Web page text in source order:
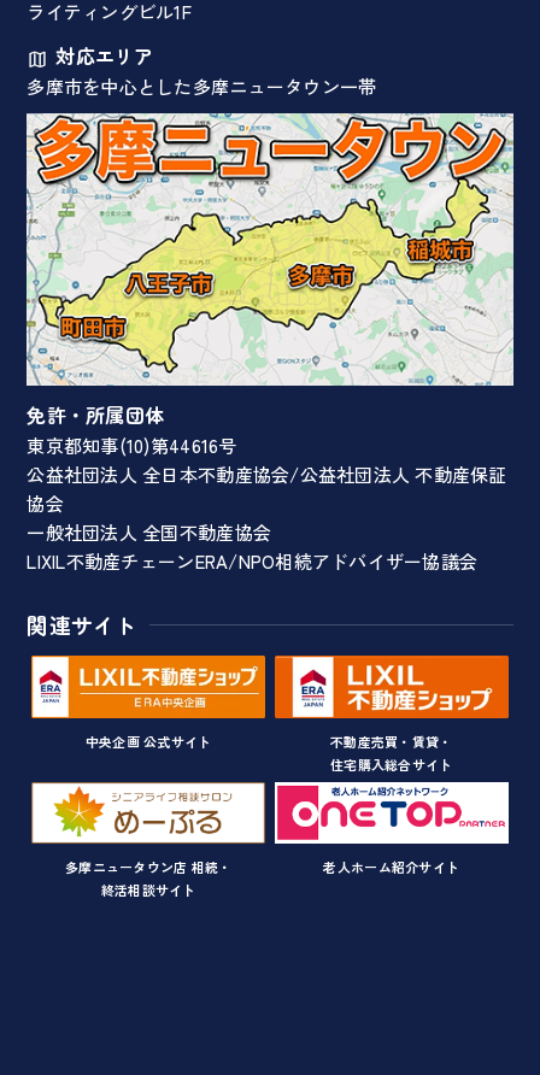
ライティングビル1F
対応エリア
多摩市を中心とした多摩ニュータウン一帯
免許・所属団体
東京都知事(10)第44616号
公益社団法人 全日本不動産協会/公益社団法人 不動産保証
協会
一般社団法人 全国不動産協会
LIXIL不動産チェーンERA/NPO相続アドバイザー協議会
関連サイト
中央企画 公式サイト
不動産売買・賃貸・
住宅購入総合サイト
多摩ニュータウン店 相続・
終活相談サイト
老人ホーム紹介サイト